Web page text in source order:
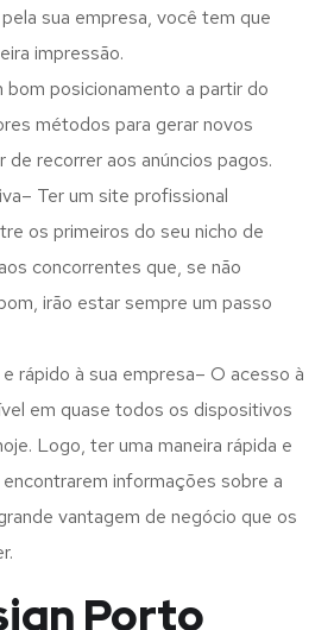
sua empresa, você tem que
impressão.
bom posicionamento a partir do
métodos para gerar novos
de recorrer aos anúncios pagos.
Ter um site profissional
os primeiros do seu nicho de
concorrentes que, se não
irão estar sempre um passo
rápido à sua empresa– O acesso à
em quase todos os dispositivos
Logo, ter uma maneira rápida e
informações sobre a
vantagem de negócio que os
Porto